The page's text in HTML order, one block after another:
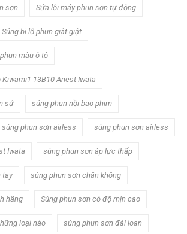
sơn Sửa lỗi máy phun sơn tự động
Súng bị lỗ phun giật giật
màu ô tô
Kiwami1 13B10 Anest Iwata
sứ súng phun nồi bao phim
súng phun sơn airless súng phun sơn airless
Iwata súng phun sơn áp lực thấp
tay súng phun sơn chân không
hãng Súng phun sơn có độ mịn cao
loại nào súng phun sơn đài loan